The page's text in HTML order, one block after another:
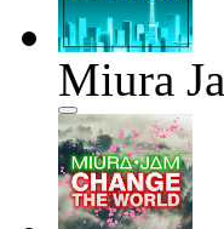
Miura